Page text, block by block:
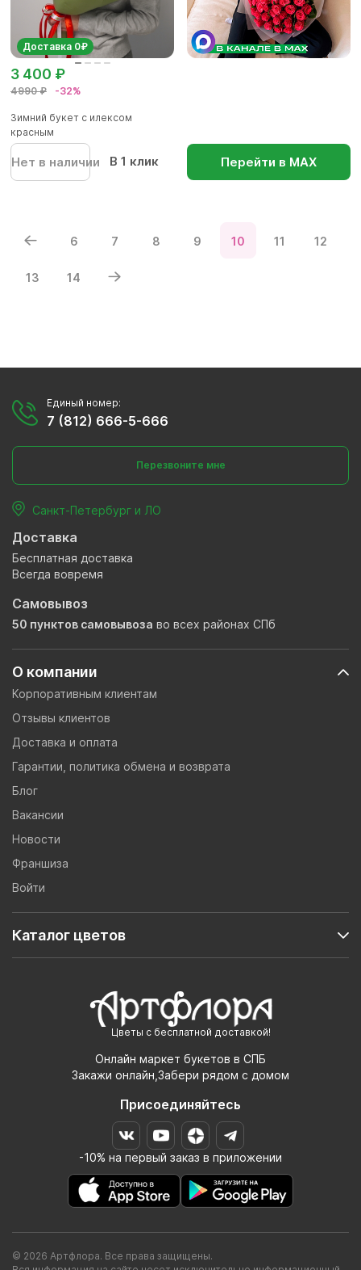
Доставка 0₽
4990 ₽ -32%
3 400 ₽
Зимний букет с илексом
красным
Нет в наличии В 1 клик Перейти в МАХ
6 7 8 9 10 11 12
13 14
Цветы с бесплатной доставкой!
Онлайн маркет букетов в СПБ
Закажи онлайн,Забери рядом с домом
Присоединяйтесь
-10% на первый заказ в приложении
О компании
Корпоративным клиентам
Отзывы клиентов
Доставка и оплата
Гарантии, политика обмена и возврата
Блог
Вакансии
Новости
Франшиза
Войти
Каталог цветов
Единый номер:
7 (812) 666-5-666
Перезвоните мне
Санкт-Петербург и ЛО
Доставка
Бесплатная доставка
Всегда вовремя
Самовывоз
50 пунктов самовывоза во всех районах СПб
© 2026 Артфлора. Все права защищены.